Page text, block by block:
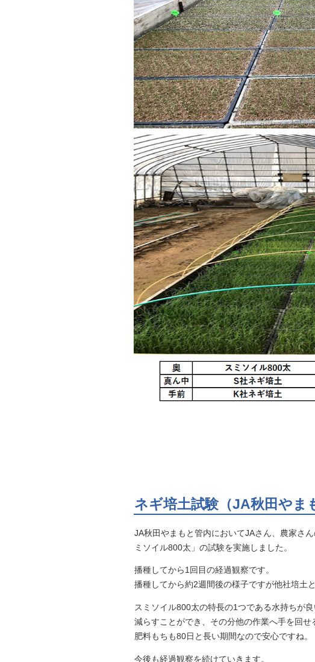
ネギ培土試験（JA秋田やま
JA秋田やまもと管内においてJAさん、農家さ
ミソイル800太」の試験を実施しました。
播種してから1回目の経過観察です。
播種してから約2週間後の様子ですが他社培土
スミソイル800太の特長の1つである水持ちが
減らすことができ、その分他の作業へ手を回せ
肥料もちも80日と長い期間なので安心ですね。
今後も経過観察を続けていきます。